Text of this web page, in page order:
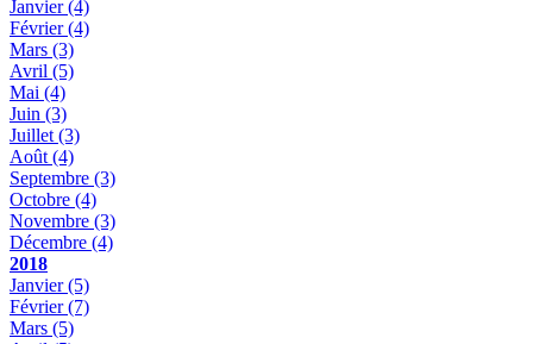
Janvier(4)
Février(4)
Mars (3)
Avril (5)
Mai (4)
Juin (3)
Juillet (3)
Août (4)
Septembre (3)
Octobre (4)
Novembre (3)
Décembre (4)
2018
Janvier(5)
Février(7)
Mars (5)